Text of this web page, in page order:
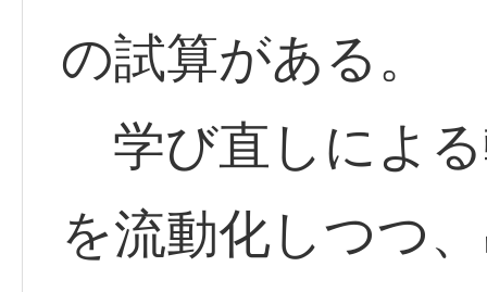
の試算がある。
学び直しによ
を流動化しつつ